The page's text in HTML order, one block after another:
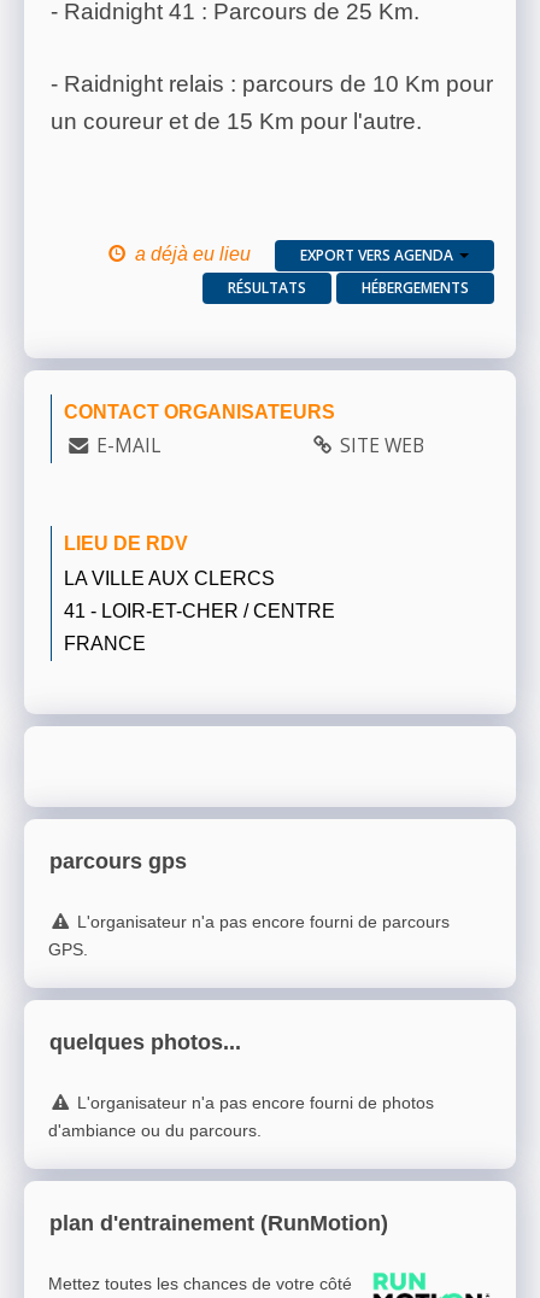
- Raidnight 41 : Parcours de 25 Km.
- Raidnight relais : parcours de 10 Km pour
un coureur et de 15 Km pour l'autre.
a déjà eu lieu
EXPORT VERS AGENDA
RÉSULTATS
HÉBERGEMENTS
CONTACT ORGANISATEURS
E-MAIL SITE WEB
LIEU DE RDV
LA VILLE AUX CLERCS
41 - LOIR-ET-CHER / CENTRE
FRANCE
parcours gps
L'organisateur n'a pas encore fourni de parcours
GPS.
quelques photos...
L'organisateur n'a pas encore fourni de photos
d'ambiance ou du parcours.
plan d'entrainement (RunMotion)
Mettez toutes les chances de votre côté